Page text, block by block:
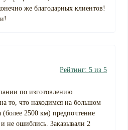
же благодарных клиентов!
Рейтинг: 5 из 5
по изготовлению
то, что находимся на большом
(более 2500 км) предпочтение
не ошиблись. Заказывали 2